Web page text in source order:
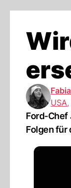
USA,
Ford-Chef
Folgen für